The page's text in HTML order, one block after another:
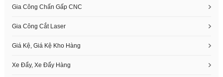
Gia Công Chấn Gấp CNC
Gia Công Cắt Laser
Giá Kệ, Giá Kệ Kho Hàng
Xe Đẩy, Xe Đẩy Hàng